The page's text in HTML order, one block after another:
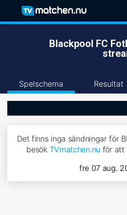
Blackpool FC
Spelschema Resultat
Det finns inga sändningar för
besök TVmatchen.nu för att
fre 07 aug.